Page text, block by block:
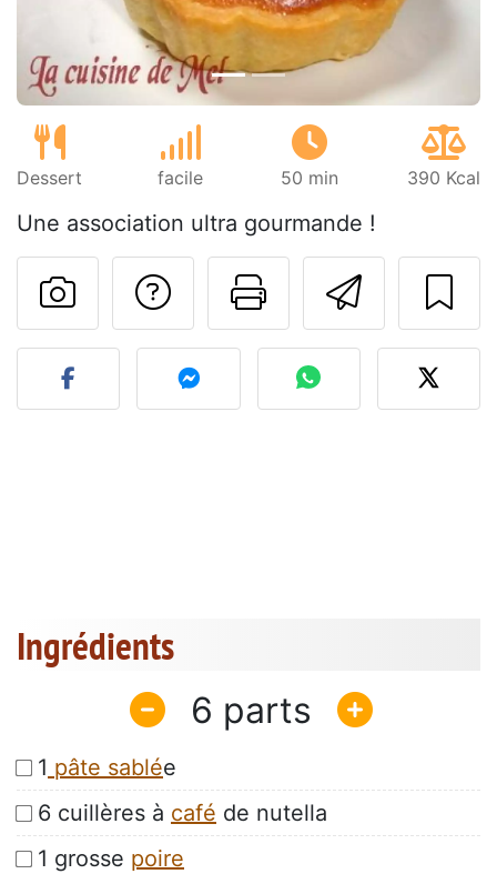
Dessert facile 50 min 390 Kcal
Une association ultra gourmande !
Imprimer
Poser une
Publier votre photo de
Ingrédients
6
1 pâte sablée
6 cuillères à café de nutella
1 grosse poire